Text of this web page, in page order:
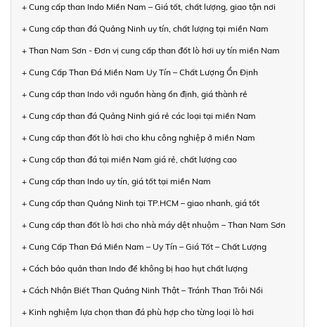
+ Cung cấp than Indo Miền Nam – Giá tốt, chất lượng, giao tận nơi
+ Cung cấp than đá Quảng Ninh uy tín, chất lượng tại miền Nam
+ Than Nam Sơn - Đơn vị cung cấp than đốt lò hơi uy tín miền Nam
+ Cung Cấp Than Đá Miền Nam Uy Tín – Chất Lượng Ổn Định
+ Cung cấp than Indo với nguồn hàng ổn định, giá thành rẻ
+ Cung cấp than đá Quảng Ninh giá rẻ các loại tại miền Nam
+ Cung cấp than đốt lò hơi cho khu công nghiệp ở miền Nam
+ Cung cấp than đá tại miền Nam giá rẻ, chất lượng cao
+ Cung cấp than Indo uy tín, giá tốt tại miền Nam
+ Cung cấp than Quảng Ninh tại TP.HCM – giao nhanh, giá tốt
+ Cung cấp than đốt lò hơi cho nhà máy dệt nhuộm – Than Nam Sơn
+ Cung Cấp Than Đá Miền Nam – Uy Tín – Giá Tốt – Chất Lượng
+ Cách bảo quản than Indo để không bị hao hụt chất lượng
+ Cách Nhận Biết Than Quảng Ninh Thật – Tránh Than Trôi Nổi
+ Kinh nghiệm lựa chọn than đá phù hợp cho từng loại lò hơi